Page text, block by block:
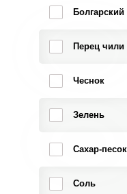
Перец чили
Чеснок
Зелень
Сахар-песок
Соль